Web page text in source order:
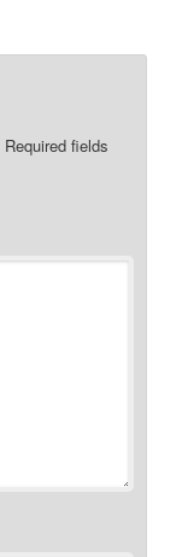
Kindle
Required fields